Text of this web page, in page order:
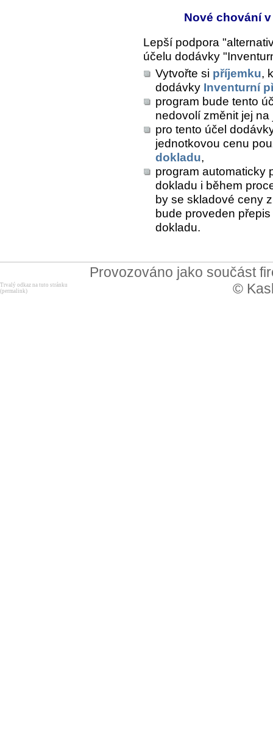
Nové chování
Lepší podpora
účelu dodávky
Vytvořte si příjemku,
dodávky Inventurní
program bude tento
nedovolí změnit jej na
pro tento účel
jednotkovou cenu
dokladu,
program automaticky
dokladu i během
by se skladové ceny
bude proveden
dokladu.
Provozováno jako součást
©
Trvalý odkaz na tuto stránku
(permalink)